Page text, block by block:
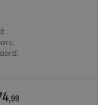
:
:
:
,99